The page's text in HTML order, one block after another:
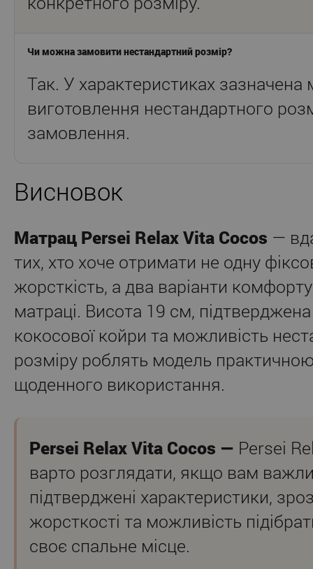
Чи можна замовити нестандартний розмір?
Так. У характеристиках зазначена
виготовлення нестандартного
замовлення.
Висновок
Матрац Persei Relax Vita Cocos —
тих, хто хоче отримати не одну
жорсткість, а два варіанти
матраці. Висота 19 см,
кокосової койри та можливість
розміру роблять модель
щоденного використання.
Persei Relax Vita Cocos — Persei
варто розглядати, якщо вам
підтверджені характеристики,
жорсткості та можливість
своє спальне місце.